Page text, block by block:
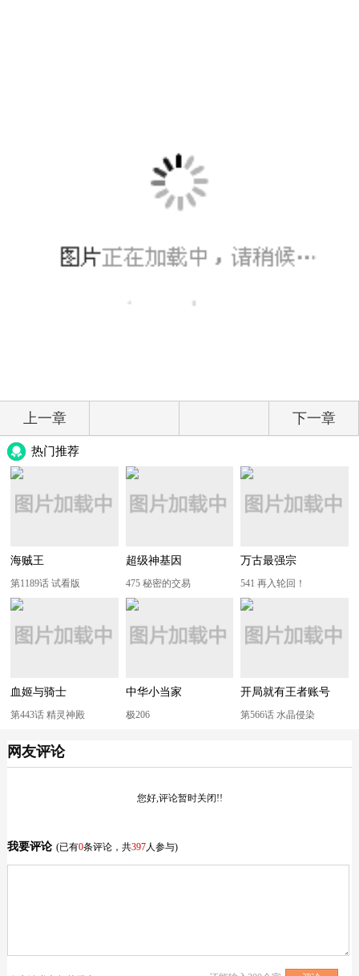
上一章 下一章
热门推荐
海贼王
第1189话 试看版
超级神基因
475 秘密的交易
万古最强宗
541 再入轮回！
血姬与骑士
第443话 精灵神殿
中华小当家
极206
开局就有王者账号
第566话 水晶侵染
网友评论
您好,评论暂时关闭!!
我要评论 (已有0条评论，共397人参与)